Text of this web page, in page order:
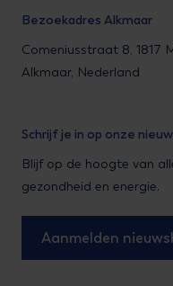
Bezoekadres Alkmaar
Comeniusstraat 8, 1817
Alkmaar, Nederland
Schrijf je in op onze
Blijf op de hoogte van
gezondheid en energie.
Aanmelden